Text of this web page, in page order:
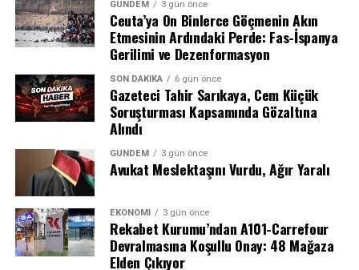
geçti.
Uluslararası Pazarda Büyük Başarı
Dağıtımcı şirketin verilerine göre film, uluslararası
pazarda 73 bin 500’den fazla salonda 572 milyon dolar
kazandı. Bu rakamın 121 milyon dolarlık kısmı yalnızca
Çin pazarından elde edildi. Çin seyircisinin Örümcek
Adam’a gösterdiği bu yoğun ilgi, filmin küresel
başarısındaki en önemli etkenlerden biri oldu.
Avengers: Endgame’in Ardından İkinci
Sırada
GÜNDEM 3 gün önce
Ceuta’ya On Binlerce Göçmenin Akın
Etmesinin Ardındaki Perde: Fas-İspanya
Gerilimi ve Dezenformasyon
SON DAKIKA 6 gün önce
Gazeteci Tahir Sarıkaya, Cem Küçük
Soruşturması Kapsamında Gözaltına
Alındı
GÜNDEM 3 gün önce
Avukat Meslektaşını Vurdu, Ağır Yaralı
EKONOMI 3 gün önce
Rekabet Kurumu’ndan A101-Carrefour
Devralmasına Koşullu Onay: 48 Mağaza
Elden Çıkıyor